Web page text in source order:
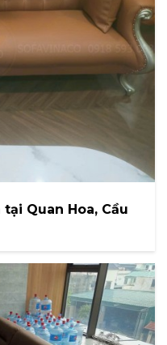
Quan Hoa, Cầu